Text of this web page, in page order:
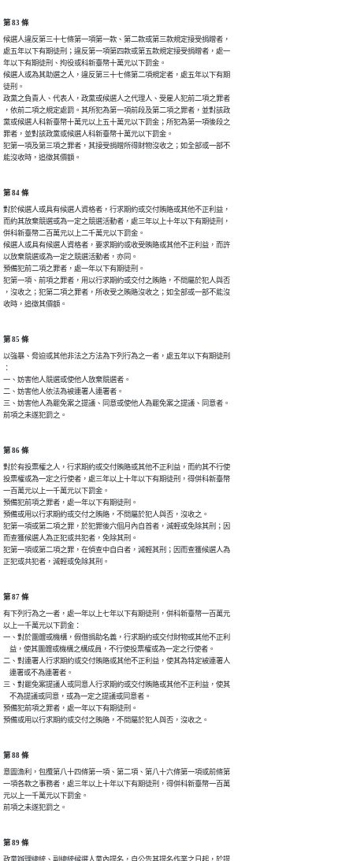
第 83 條
候選人違反第三十七條第一項第一款、第二款或第三款規定接受捐贈者，
處五年以下有期徒刑；違反第一項第四款或第五款規定接受捐贈者，處一
年以下有期徒刑、拘役或科新臺幣十萬元以下罰金。
候選人或為其助選之人，違反第三十七條第二項規定者，處五年以下有期
徒刑。
政黨之負責人、代表人，政黨或候選人之代理人、受雇人犯前二項之罪者
，依前二項之規定處罰。其所犯為第一項前段及第二項之罪者，並對該政
黨或候選人科新臺幣十萬元以上五十萬元以下罰金；所犯為第一項後段之
罪者，並對該政黨或候選人科新臺幣十萬元以下罰金。
犯第一項及第三項之罪者，其接受捐贈所得財物沒收之；如全部或一部不
能沒收時，追徵其價額。
第 84 條
對於候選人或具有候選人資格者，行求期約或交付賄賂或其他不正利益，
而約其放棄競選或為一定之競選活動者，處三年以上十年以下有期徒刑，
併科新臺幣二百萬元以上二千萬元以下罰金。
候選人或具有候選人資格者，要求期約或收受賄賂或其他不正利益，而許
以放棄競選或為一定之競選活動者，亦同。
預備犯前二項之罪者，處一年以下有期徒刑。
犯第一項、前項之罪者，用以行求期約或交付之賄賂，不問屬於犯人與否
，沒收之；犯第二項之罪者，所收受之賄賂沒收之；如全部或一部不能沒
收時，追徵其價額。
第 85 條
以強暴、脅迫或其他非法之方法為下列行為之一者，處五年以下有期徒刑
：
一、妨害他人競選或使他人放棄競選者。
二、妨害他人依法為被連署人連署者。
三、妨害他人為罷免案之提議、同意或使他人為罷免案之提議、同意者。
前項之未遂犯罰之。
第 86 條
對於有投票權之人，行求期約或交付賄賂或其他不正利益，而約其不行使
投票權或為一定之行使者，處三年以上十年以下有期徒刑，得併科新臺幣
一百萬元以上一千萬元以下罰金。
預備犯前項之罪者，處一年以下有期徒刑。
預備或用以行求期約或交付之賄賂，不問屬於犯人與否，沒收之。
犯第一項或第二項之罪，於犯罪後六個月內自首者，減輕或免除其刑；因
而查獲候選人為正犯或共犯者，免除其刑。
犯第一項或第二項之罪，在偵查中自白者，減輕其刑；因而查獲候選人為
正犯或共犯者，減輕或免除其刑。
第 87 條
有下列行為之一者，處一年以上七年以下有期徒刑，併科新臺幣一百萬元
以上一千萬元以下罰金：
一、對於團體或機構，假借捐助名義，行求期約或交付財物或其他不正利
    益，使其團體或機構之構成員，不行使投票權或為一定之行使者。
二、對連署人行求期約或交付賄賂或其他不正利益，使其為特定被連署人
    連署或不為連署者。
三、對罷免案提議人或同意人行求期約或交付賄賂或其他不正利益，使其
    不為提議或同意，或為一定之提議或同意者。
預備犯前項之罪者，處一年以下有期徒刑。
預備或用以行求期約或交付之賄賂，不問屬於犯人與否，沒收之。
第 88 條
意圖漁利，包攬第八十四條第一項、第二項、第八十六條第一項或前條第
一項各款之事務者，處三年以上十年以下有期徒刑，得併科新臺幣一百萬
元以上一千萬元以下罰金。
前項之未遂犯罰之。
第 89 條
政黨辦理總統、副總統候選人黨內提名，自公告其提名作業之日起，於提